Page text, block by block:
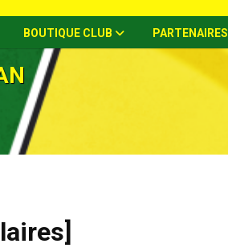
BOUTIQUE CLUB PARTENAIRES